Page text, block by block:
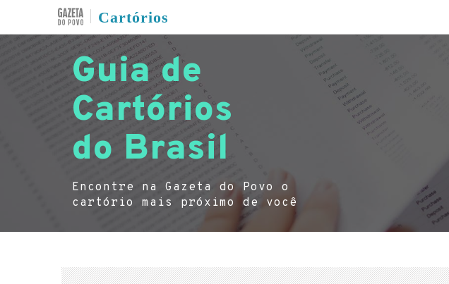
Cartórios
Guia de
Cartórios
do Brasil
Encontre na Gazeta do Povo o
cartório mais próximo de você